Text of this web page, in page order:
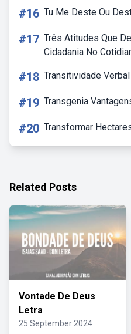
#16 Tu Me Deste Ou
#17 Três Atitudes Que
Cidadania No
#18 Transitividade
#19 Transgenia
#20 Transformar
Related Posts
Vontade De Deus
Letra
25 September 2024